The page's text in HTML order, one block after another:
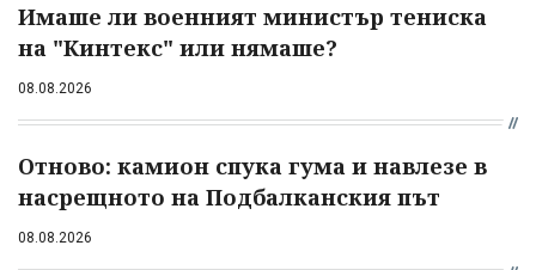
Имаше ли военният министър тениска
на "Кинтекс" или нямаше?
08.08.2026
Отново: камион спука гума и навлезе в
насрещното на Подбалканския път
08.08.2026